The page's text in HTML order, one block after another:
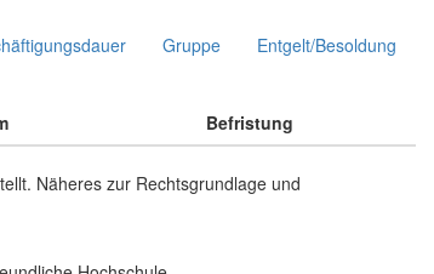
Gruppe Entgelt/Besoldung
Befristung
Näheres zur Rechtsgrundlage und